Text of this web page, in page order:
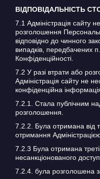
ВІДПОВІДАЛЬНІСТЬ
7.1 Адміністрація сайту
розголошення
відповідно до чинного
випадків, передбачених
Конфіденційності.
7.2 У разі втрати або
Адміністрація сайту не
конфіденційна
7.2.1. Стала публічним
розголошення.
7.2.2. Була отримана від
отримання
7.2.3 Була отримана
несанкціонованого
7.2.4. була розголошена